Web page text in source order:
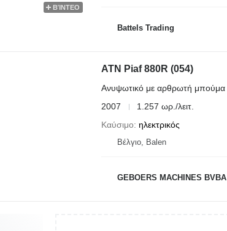
ΒΊΝΤΕΟ
Battels Trading
ATN Piaf 880R (054)
Ανυψωτικό με αρθρωτή μπούμα
2007
1.257 ωρ./λειτ.
Καύσιμο ηλεκτρικός
Βέλγιο, Balen
GEBOERS MACHINES BVBA